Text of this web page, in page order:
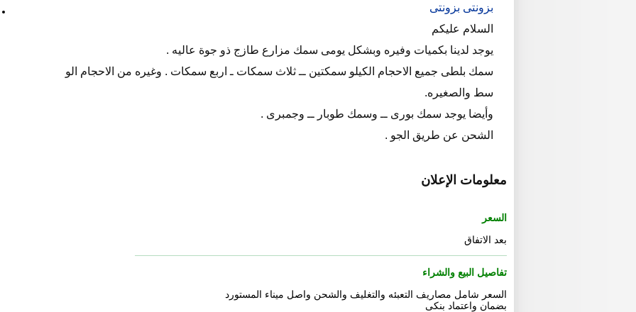
بزونتى بزونتى
السلام عليكم
يوجد لدينا بكميات وفيره وبشكل يومى سمك مزارع طازج ذو جوة عاليه .
سمك بلطى جميع الاحجام الكيلو سمكتين ــ ثلاث سمكات ـ اربع سمكات . وغيره من الاحجام الو
سط والصغيره.
وأيضا يوجد سمك بورى ــ وسمك طوبار ــ وجمبرى .
الشحن عن طريق الجو .
معلومات الإعلان
السعر
بعد الاتفاق
تفاصيل البيع والشراء
السعر شامل مصاريف التعبئه والتغليف والشحن واصل ميناء المستورد
بضمان واعتماد بنكى